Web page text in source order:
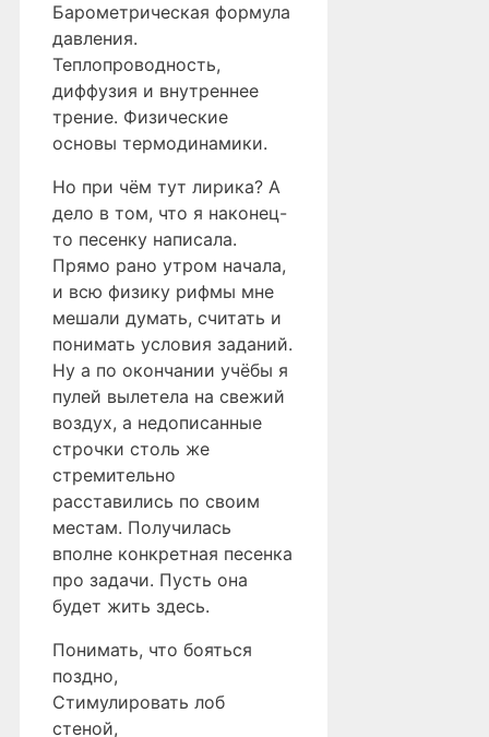
Барометрическая формула
давления.
Теплопроводность,
диффузия и внутреннее
трение. Физические
основы термодинамики.
Но при чём тут лирика? А
дело в том, что я наконец-
то песенку написала.
Прямо рано утром начала,
и всю физику рифмы мне
мешали думать, считать и
понимать условия заданий.
Ну а по окончании учёбы я
пулей вылетела на свежий
воздух, а недописанные
строчки столь же
стремительно
расставились по своим
местам. Получилась
вполне конкретная песенка
про задачи. Пусть она
будет жить здесь.
Понимать, что бояться
поздно,
Стимулировать лоб
стеной,